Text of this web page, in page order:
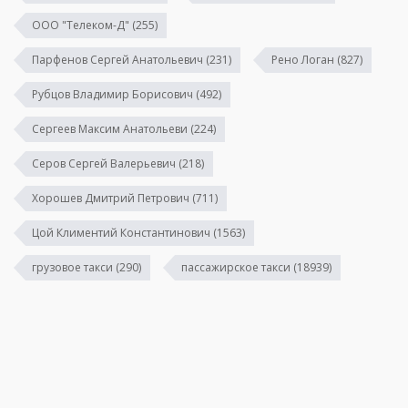
ООО "Телеком-Д" (255)
Парфенов Сергей Анатольевич (231) Рено Логан (827)
Рубцов Владимир Борисович (492)
Сергеев Максим Анатольеви (224)
Серов Сергей Валерьевич (218)
Хорошев Дмитрий Петрович (711)
Цой Климентий Константинович (1563)
грузовое такси (290) пассажирское такси (18939)